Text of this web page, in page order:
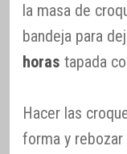
la masa de
bandeja para
horas tapada
Hacer las
forma y rebozar